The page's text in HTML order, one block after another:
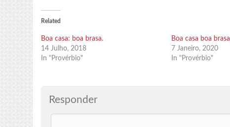
Related
Boa casa: boa brasa.
14 Julho, 2018
In "Provérbio"
Boa casa boa brasa
7 Janeiro, 2020
In "Provérbio"
Responder